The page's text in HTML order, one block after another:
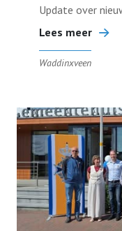
Update over
Lees meer
Waddinxveen